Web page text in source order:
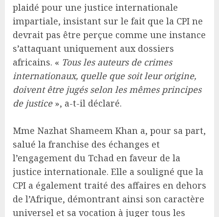
plaidé pour une justice internationale
impartiale, insistant sur le fait que la CPI ne
devrait pas être perçue comme une instance
s’attaquant uniquement aux dossiers
africains. « Tous les auteurs de crimes
internationaux, quelle que soit leur origine,
doivent être jugés selon les mêmes principes
de justice», a-t-il déclaré.
Mme Nazhat Shameem Khan a, pour sa part,
salué la franchise des échanges et
l’engagement du Tchad en faveur de la
justice internationale. Elle a souligné que la
CPI a également traité des affaires en dehors
de l’Afrique, démontrant ainsi son caractère
universel et sa vocation à juger tous les